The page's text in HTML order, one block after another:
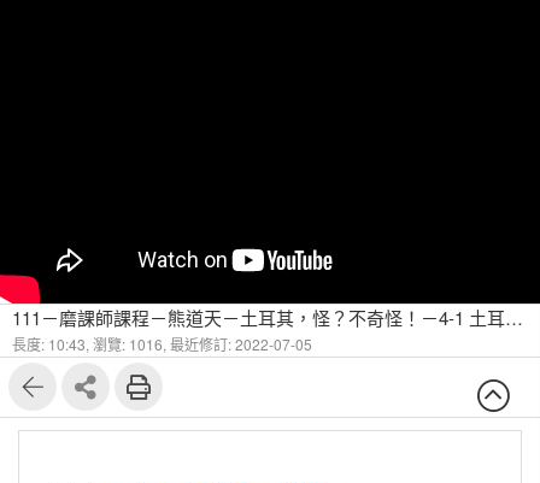
111－磨課師課程－熊道天－土耳其，怪？不奇怪！－4-1 土耳其手工地毯與銅刻藝術
長度: 10:43, 瀏覽: 1016, 最近修訂: 2022-07-05